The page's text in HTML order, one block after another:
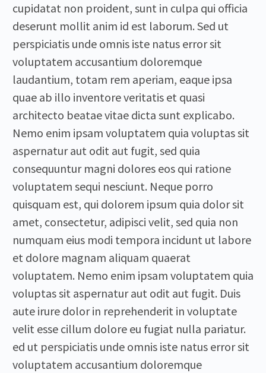
cupidatat non proident, sunt in culpa qui officia
deserunt mollit anim id est laborum. Sed ut
perspiciatis unde omnis iste natus error sit
voluptatem accusantium doloremque
laudantium, totam rem aperiam, eaque ipsa
quae ab illo inventore veritatis et quasi
architecto beatae vitae dicta sunt explicabo.
Nemo enim ipsam voluptatem quia voluptas sit
aspernatur aut odit aut fugit, sed quia
consequuntur magni dolores eos qui ratione
voluptatem sequi nesciunt. Neque porro
quisquam est, qui dolorem ipsum quia dolor sit
amet, consectetur, adipisci velit, sed quia non
numquam eius modi tempora incidunt ut labore
et dolore magnam aliquam quaerat
voluptatem. Nemo enim ipsam voluptatem quia
voluptas sit aspernatur aut odit aut fugit. Duis
aute irure dolor in reprehenderit in voluptate
velit esse cillum dolore eu fugiat nulla pariatur.
ed ut perspiciatis unde omnis iste natus error sit
voluptatem accusantium doloremque